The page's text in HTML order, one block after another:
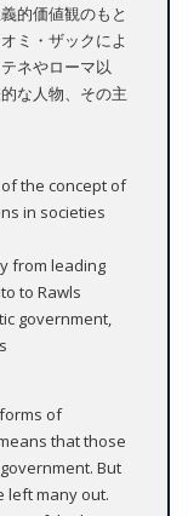
的価値観のもと
ミ・ザックによ
ネやローマ以
な人物、その主
the concept of
in societies
from leading
to Rawls
government,
of
that those
But
left many out.